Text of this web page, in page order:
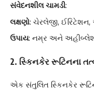
સંવેદનશીલ ચામડી:
લક્ષણો: ચેરલેજી,
ઉપાય: નમ્ર અને
2. સ્કિનકેર રૂટિનના
એક સંતુલિત સ્કિનકેર